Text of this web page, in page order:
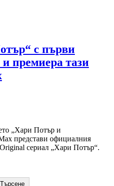
с първи
премиера тази
„Хари Потър и
представи официалния
сериал „Хари Потър“.
Търсене